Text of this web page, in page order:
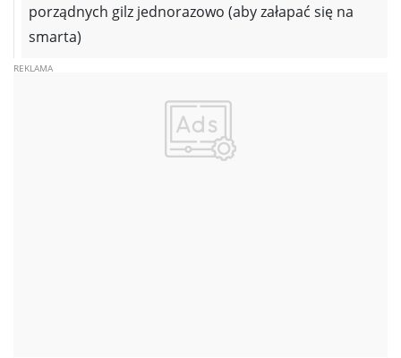
porządnych gilz jednorazowo (aby załapać się na
smarta)